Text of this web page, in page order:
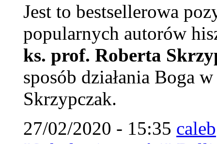
Jest to bestsellerowa
popularnych autorów
ks. prof. Roberta
sposób działania Boga
Skrzypczak.
27/02/2020 - 15:35 caleb